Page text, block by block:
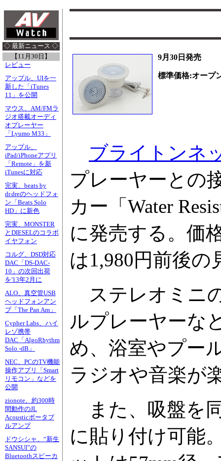
◇ 最新ニュース ◇
【11月30日】
レビュー
アップル、UIを一
新した「iTunes
11」を公開
マウス、AM/FMラ
ジオ搭載オーディ
オプレーヤー
「Lyumo M33」
アップル、
iPad/iPhoneアプリ
「Remote」を新
iTunesに対応
完実、beats by
dr.dreのヘッドフォ
ン「Beats Solo
HD」に新色
完実、MONSTER
とDIESELのコラボ
イヤフォン
コルグ、DSD対応
DAC「DS-DAC-
10」の次回出荷
を'13年2月に
ALO、真空管USB
ヘッドフォンアン
プ「The Pan Am」
Cypher Labs、ハイ
レゾ携帯
DAC「AlgoRhythm
Solo -dB」
NEC、PCのTV機能
操作アプリ「Smart
リモコン」などを
公開
zionote、約300時
間動作のJL
Acousticポータブ
ルアンプ
ドウシシャ、“新生
SANSUI”の
Bluetoothスピーカ
9月30日発売
標準価格:オープ
ブライトンネ
プレーヤーとの
カー「Water
に発売する。価
は1,980円前後の
ステレオミニ
ルプレーヤーな
め、浴室やプー
ラジオや音楽が
また、吸盤を
に貼り付け可能